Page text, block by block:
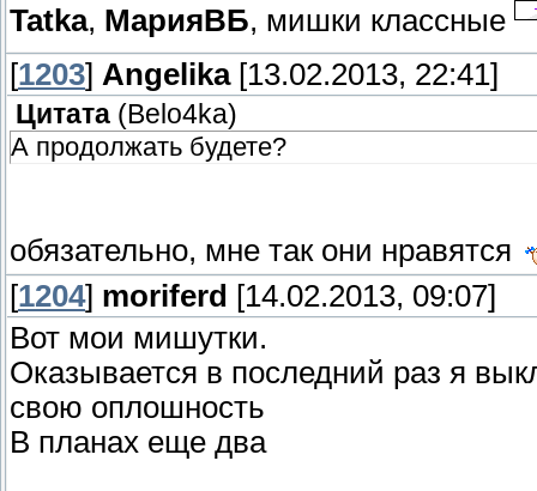
Tatka, МарияВБ, мишки классные
[1203] Angelika[13.02.2013, 22:41]
Цитата ( Belo4ka)
А продолжать будете?
обязательно, мне так они нравятся
[1204] moriferd [14.02.2013, 09:07]
Вот мои мишутки.
Оказывается в последний раз я
свою оплошность
В планах еще два